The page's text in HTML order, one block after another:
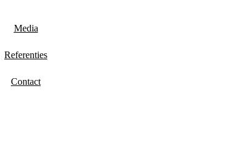
Media
Referenties
Contact